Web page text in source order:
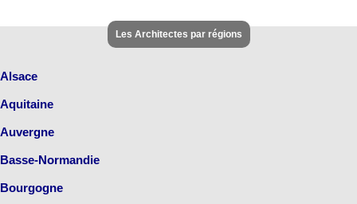
Les Architectes par régions
Alsace
Aquitaine
Auvergne
Basse-Normandie
Bourgogne